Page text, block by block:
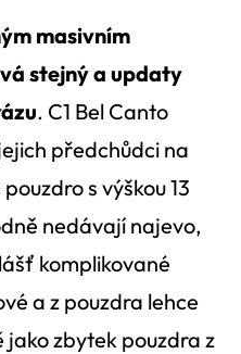
masivním
stejný a updaty
. C1 Bel Canto
předchůdci na
s výškou 13
nedávají najevo,
komplikované
a z pouzdra lehce
jako zbytek pouzdra z